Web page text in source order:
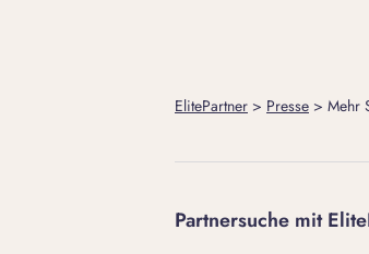
ElitePartner > Presse > Mehr
Partnersuche mit